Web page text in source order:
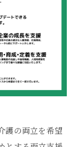
護の両立を希望